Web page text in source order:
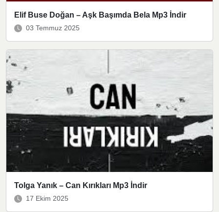
Elif Buse Doğan – Aşk Başımda Bela Mp3 İndir
03 Temmuz 2025
Tolga Yanık – Can Kırıkları Mp3 İndir
17 Ekim 2025